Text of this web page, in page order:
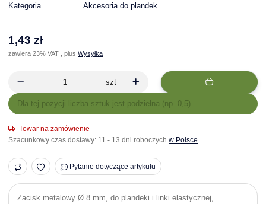
Kategoria
Akcesoria do plandek
1,43 zł
zawiera 23% VAT , plus Wysyłka
szt
xDla tej pozycji liczba sztuk jest podzielna (np. 0,5).
Towar na zamówienie
Szacunkowy czas dostawy: 11 - 13 dni roboczych w Polsce
Pytanie dotyczące artykułu
Zacisk metalowy Ø 8 mm, do plandeki i linki elastycznej,